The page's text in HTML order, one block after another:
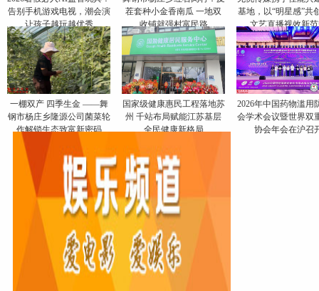
告别手机游戏电视，潮会演
让孩子越玩越优秀
茬套种小金香南瓜 一地双
收铺就强村富民路
基地，以“明星感”共
文艺直播视效新
一棚双产 四季生金 ——舞
钢市杨庄乡隆源公司菌菜轮
作解锁生态致富新密码
国家级健康惠民工程落地苏
州 千站布局赋能江苏基层
全民健康新格局
2026年中国药物滥用
会学术会议暨世界双
协会年会在沪召